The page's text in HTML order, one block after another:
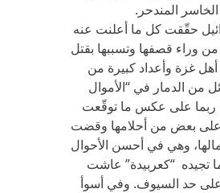
المندحر.
حقّقت كل ما أعلنت عنه
وراء قصفها وتسببها بقتل
غزة وأعداد كبيرة من
من الدمار في “الأموال
ربما على عكس ما توقّعت
بعض من أحلامها وقضت
وهي في أحسن الأحوال
تجيده “كعربيدة” عاشت
حد السيوف. وفي أسوأ